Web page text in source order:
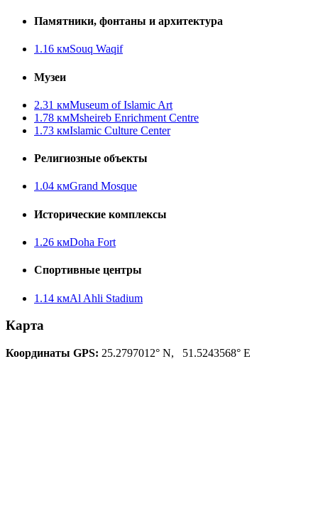
Памятники, фонтаны и архитектура
1.16 кмSouq Waqif
Музеи
2.31 кмMuseum of Islamic Art
1.78 кмMsheireb Enrichment Centre
1.73 кмIslamic Culture Center
Религиозные объекты
1.04 кмGrand Mosque
Исторические комплексы
1.26 кмDoha Fort
Спортивные центры
1.14 кмAl Ahli Stadium
Карта
Координаты GPS: 25.2797012° N, 51.5243568° E